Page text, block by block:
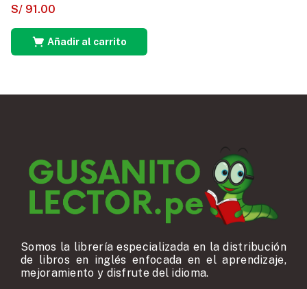
S/ 91.00
Añadir al carrito
Somos la librería especializada en la distribución
de libros en inglés enfocada en el aprendizaje,
mejoramiento y disfrute del idioma.